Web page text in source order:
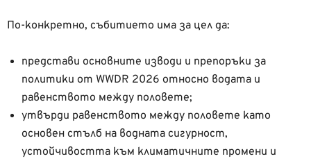
По-конкретно, събитието има за цел да:
представи основните изводи и препоръки за
политики от WWDR 2026 относно водата и
равенството между половете;
утвърди равенството между половете като
основен стълб на водната сигурност,
устойчивостта към климатичните промени и